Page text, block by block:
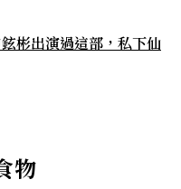
彬出演過這部，私下仙
物